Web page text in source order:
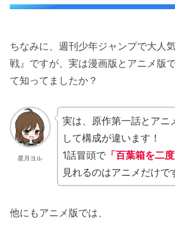
ちなみに、週刊少年ジャンプで大人
戦』ですが、実は漫画版とアニメ版
て知ってましたか？
星月ヨル
実は、原作第一話とアニ
して構成が違います！
1話冒頭で「百葉箱を二
見れるのはアニメだけで
他にもアニメ版では、